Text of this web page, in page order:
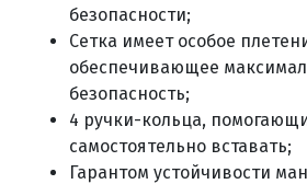
безопасности;
Сетка имеет особое
обеспечивающее
безопасность;
4 ручки-кольца,
самостоятельно вставать;
Гарантом устойчивости